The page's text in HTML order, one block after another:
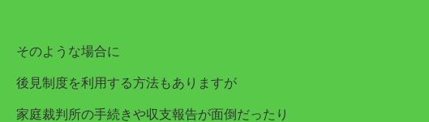
そのような場合に
後見制度を利用する方法もありますが
家庭裁判所の手続きや収支報告が面倒だったり